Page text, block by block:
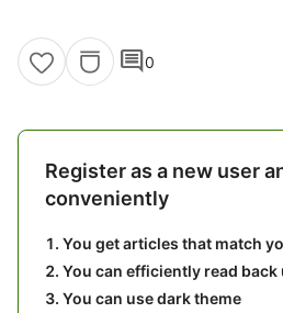
comment0
Register as a new user
conveniently
You get articles that match
You can efficiently read
You can use dark theme